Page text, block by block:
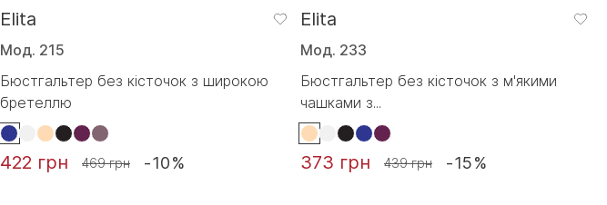
Elita
Мод. 215
Бюстгальтер без кісточок з широкою
бретеллю
422 грн 469 грн -10%
Elita
Мод. 233
Бюстгальтер без кісточок з м'якими
чашками з...
373 грн 439 грн -15%